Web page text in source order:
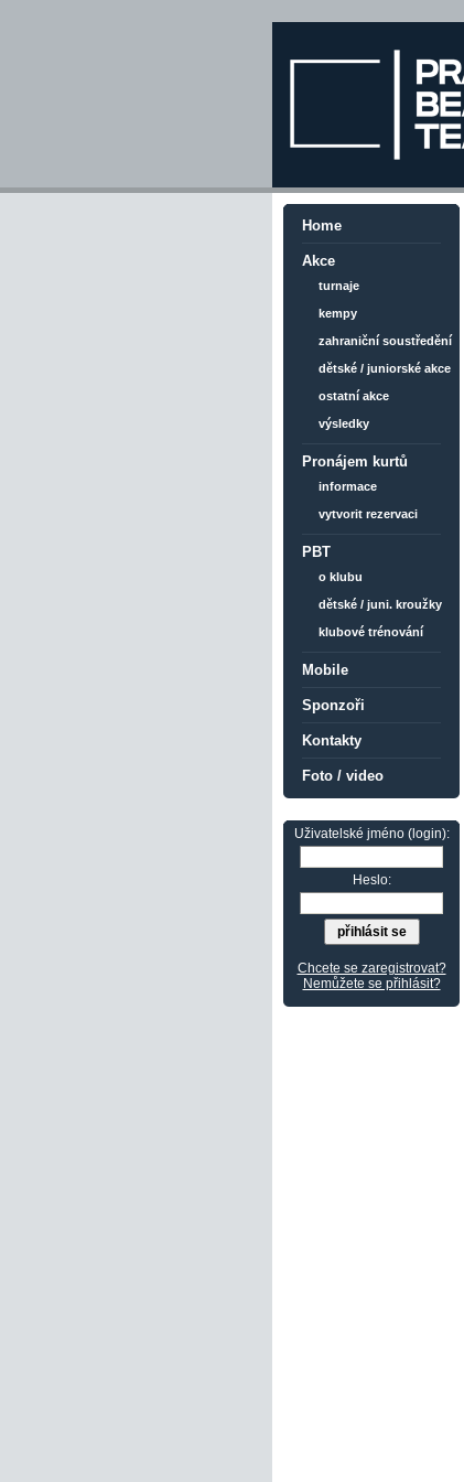
Home
Akce
turnaje
kempy
zahraniční soustředění
dětské / juniorské akce
ostatní akce
výsledky
Pronájem kurtů
informace
vytvorit rezervaci
PBT
o klubu
dětské / juni. kroužky
klubové trénování
Mobile
Sponzoři
Kontakty
Foto / video
Uživatelské jméno (login):
Heslo:
Chcete se zaregistrovat?
Nemůžete se přihlásit?